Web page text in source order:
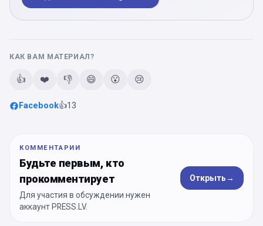
КАК ВАМ МАТЕРИАЛ?
👍 ❤️ 👎 😄 😮 😢
Facebook👍13
КОММЕНТАРИИ
Будьте первым, кто
прокомментирует
Для участия в обсуждении нужен
аккаунт PRESS.LV.
Открыть→